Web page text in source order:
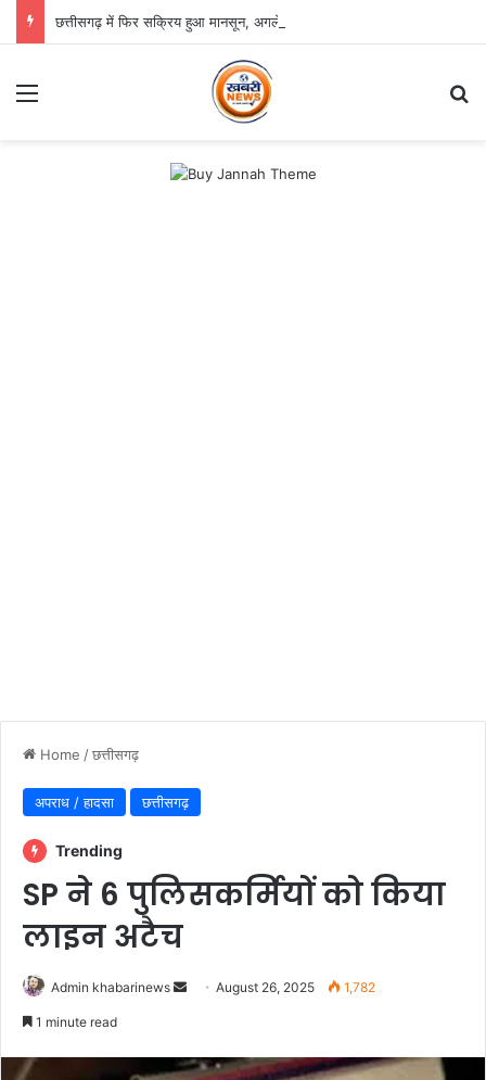
छत्तीसगढ़ में फिर सक्रिय हुआ मानसून, अगले तीन दिन भारी बारिश का अलर्ट
Menu
Home /छत्तीसगढ़
अपराध / हादसा छत्तीसगढ़
Trending
SP ने 6 पुलिसकर्मियों को किया
लाइन अटैच
Admin khabarinews
Send August 26, 2025 1,782
1 minute read